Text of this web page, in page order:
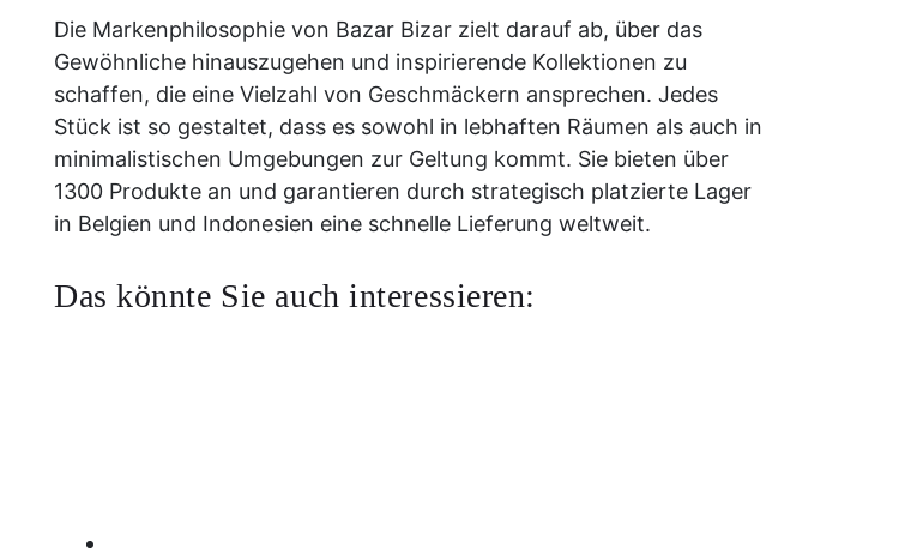
Die Markenphilosophie von Bazar Bizar zielt darauf ab, über das
Gewöhnliche hinauszugehen und inspirierende Kollektionen zu
schaffen, die eine Vielzahl von Geschmäckern ansprechen. Jedes
Stück ist so gestaltet, dass es sowohl in lebhaften Räumen als auch in
minimalistischen Umgebungen zur Geltung kommt. Sie bieten über
1300 Produkte an und garantieren durch strategisch platzierte Lager
in Belgien und Indonesien eine schnelle Lieferung weltweit.
Das könnte Sie auch interessieren: